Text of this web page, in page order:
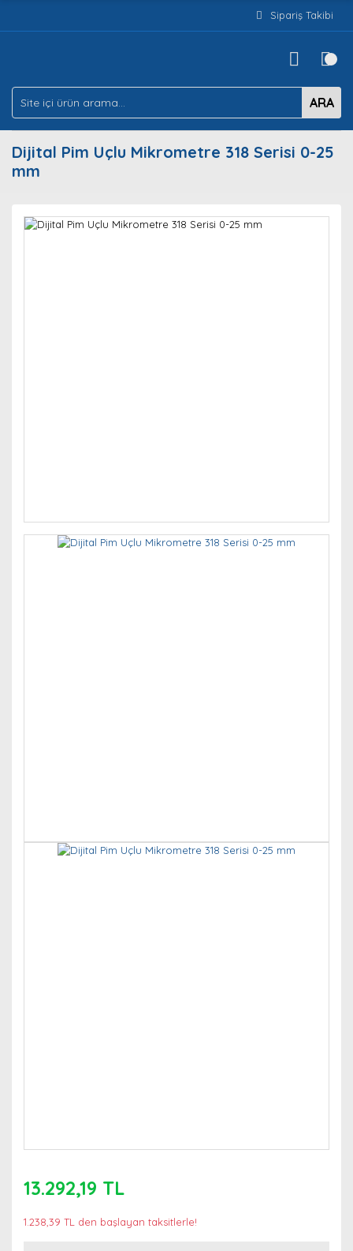
Sipariş Takibi
ARA
Dijital Pim Uçlu Mikrometre 318 Serisi 0-25
mm
13.292,19 TL
1.238,39 TL den başlayan taksitlerle!